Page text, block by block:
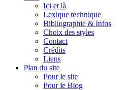
Ici et là
Lexique technique
Bibliographie & Infos
Choix des styles
Contact
Crédits
Liens
Plan du site
Pour le site
Pour le Blog